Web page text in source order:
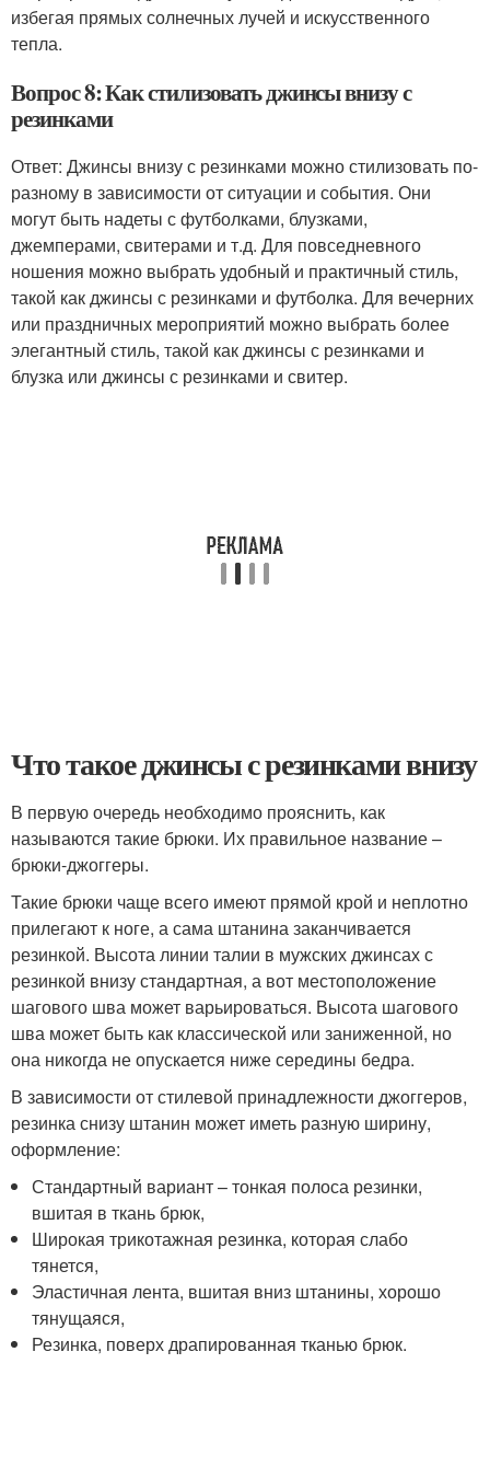
избегая прямых солнечных лучей и искусственного
тепла.
Вопрос 8: Как стилизовать джинсы внизу с
резинками
Ответ: Джинсы внизу с резинками можно стилизовать по-
разному в зависимости от ситуации и события. Они
могут быть надеты с футболками, блузками,
джемперами, свитерами и т.д. Для повседневного
ношения можно выбрать удобный и практичный стиль,
такой как джинсы с резинками и футболка. Для вечерних
или праздничных мероприятий можно выбрать более
элегантный стиль, такой как джинсы с резинками и
блузка или джинсы с резинками и свитер.
Что такое джинсы с резинками внизу
В первую очередь необходимо прояснить, как
называются такие брюки. Их правильное название –
брюки-джоггеры.
Такие брюки чаще всего имеют прямой крой и неплотно
прилегают к ноге, а сама штанина заканчивается
резинкой. Высота линии талии в мужских джинсах с
резинкой внизу стандартная, а вот местоположение
шагового шва может варьироваться. Высота шагового
шва может быть как классической или заниженной, но
она никогда не опускается ниже середины бедра.
В зависимости от стилевой принадлежности джоггеров,
резинка снизу штанин может иметь разную ширину,
оформление:
Стандартный вариант – тонкая полоса резинки,
вшитая в ткань брюк,
Широкая трикотажная резинка, которая слабо
тянется,
Эластичная лента, вшитая вниз штанины, хорошо
тянущаяся,
Резинка, поверх драпированная тканью брюк.